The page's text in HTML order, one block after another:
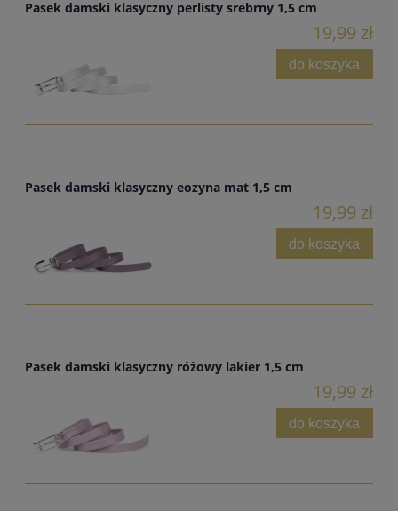
Pasek damski klasyczny perlisty srebrny 1,5 cm
19,99 zł
do koszyka
Pasek damski klasyczny eozyna mat 1,5 cm
19,99 zł
do koszyka
Pasek damski klasyczny różowy lakier 1,5 cm
19,99 zł
do koszyka